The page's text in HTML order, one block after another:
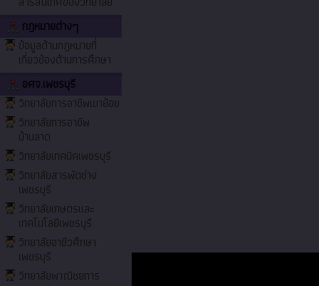
กฎหมายต่างๆ
ข้อมูลด้านกฎหมายที่
เกี่ยวข้องด้านการศึกษา
อศจ.เพชรบุรี
วิทยาลัยการอาชีพเขาย้อย
วิทยาลัยการอาชีพ
บ้านลาด
วิทยาลัยเทคนิคเพชรบุรี
วิทยาลัยสารพัดช่าง
เพชรบุรี
วิทยาลัยเกษตรและ
เทคโนโลยีเพชรบุรี
วิทยาลัยอาชีวศึกษา
เพชรบุรี
วิทยาลัยพาณิชยการ